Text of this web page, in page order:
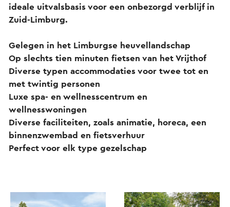
ideale uitvalsbasis voor een onbezorgd verblijf in
Zuid-Limburg.
Gelegen in het Limburgse heuvellandschap
Op slechts tien minuten fietsen van het Vrijthof
Diverse typen accommodaties voor twee tot en
met twintig personen
Luxe spa- en wellnesscentrum en
wellnesswoningen
Diverse faciliteiten, zoals animatie, horeca, een
binnenzwembad en fietsverhuur
Perfect voor elk type gezelschap